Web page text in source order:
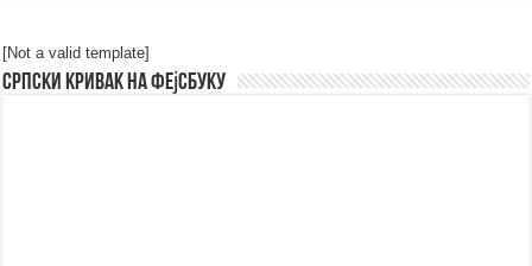
[Not a valid template]
Српски Кривак на Фејсбуку